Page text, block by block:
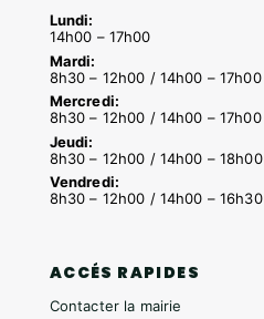
Lundi:
14h00 – 17h00
Mardi:
8h30 – 12h00 / 14h00 – 17h00
Mercredi:
8h30 – 12h00 / 14h00 – 17h00
Jeudi:
8h30 – 12h00 / 14h00 – 18h00
Vendredi:
8h30 – 12h00 / 14h00 – 16h30
ACCÉS RAPIDES
Contacter la mairie